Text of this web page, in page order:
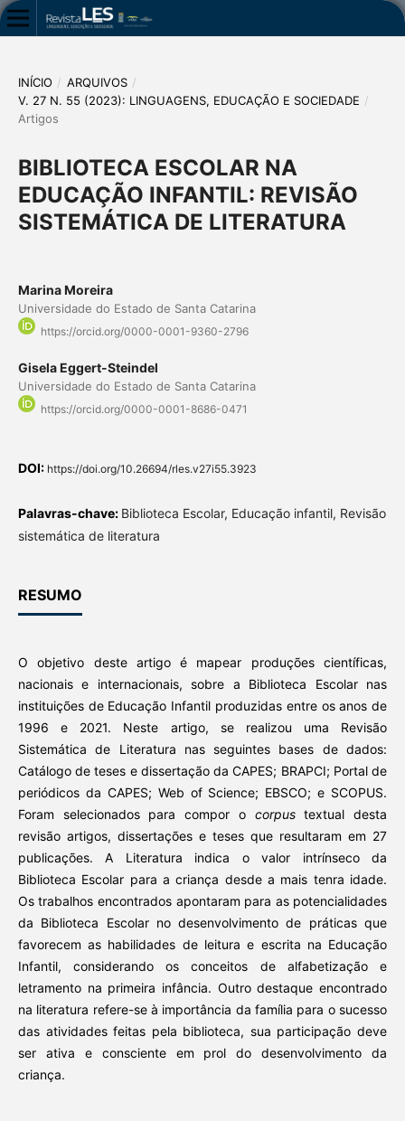
INÍCIO / ARQUIVOS /
V. 27 N. 55 (2023): LINGUAGENS, EDUCAÇÃO E SOCIEDADE /
Artigos
BIBLIOTECA ESCOLAR NA
EDUCAÇÃO INFANTIL: REVISÃO
SISTEMÁTICA DE LITERATURA
Marina Moreira
Universidade do Estado de Santa Catarina
https://orcid.org/0000-0001-9360-2796
Gisela Eggert-Steindel
Universidade do Estado de Santa Catarina
https://orcid.org/0000-0001-8686-0471
DOI: https://doi.org/10.26694/rles.v27i55.3923
Palavras-chave: Biblioteca Escolar, Educação infantil, Revisão
sistemática de literatura
RESUMO
O objetivo deste artigo é mapear produções científicas,
nacionais e internacionais, sobre a Biblioteca Escolar nas
instituições de Educação Infantil produzidas entre os anos de
1996 e 2021. Neste artigo, se realizou uma Revisão
Sistemática de Literatura nas seguintes bases de dados:
Catálogo de teses e dissertação da CAPES; BRAPCI; Portal de
periódicos da CAPES; Web of Science; EBSCO; e SCOPUS.
Foram selecionados para compor o corpustextual desta
revisão artigos, dissertações e teses que resultaram em 27
publicações. A Literatura indica o valor intrínseco da
Biblioteca Escolar para a criança desde a mais tenra idade.
Os trabalhos encontrados apontaram para as potencialidades
da Biblioteca Escolar no desenvolvimento de práticas que
favorecem as habilidades de leitura e escrita na Educação
Infantil, considerando os conceitos de alfabetização e
letramento na primeira infância. Outro destaque encontrado
na literatura refere-se à importância da família para o sucesso
das atividades feitas pela biblioteca, sua participação deve
ser ativa e consciente em prol do desenvolvimento da
criança.